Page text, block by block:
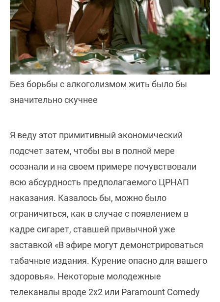
Без борьбы с алкоголизмом жить было бы
значительно скучнее
Я веду этот примитивный экономический
подсчет затем, чтобы вы в полной мере
осознали и на своем примере почувствовали
всю абсурдность предполагаемого ЦРНАП
наказания. Казалось бы, можно было
ограничиться, как в случае с появлением в
кадре сигарет, ставшей привычной уже
заставкой «В эфире могут демонстрироваться
табачные издания. Курение опасно для вашего
здоровья». Некоторые молодежные
телеканалы вроде 2x2 или Paramount Comedy